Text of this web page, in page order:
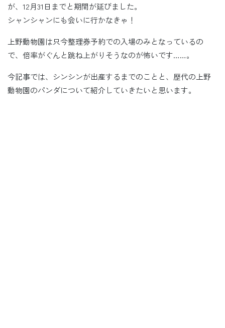
が、12月31日までと期間が延びました。
シャンシャンにも会いに行かなきゃ！
上野動物園は只今整理券予約での入場のみとなっているの
で、倍率がぐんと跳ね上がりそうなのが怖いです……。
今記事では、シンシンが出産するまでのことと、歴代の上野
動物園のパンダについて紹介していきたいと思います。